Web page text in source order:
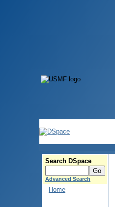
Search DSpace
Advanced Search
Home